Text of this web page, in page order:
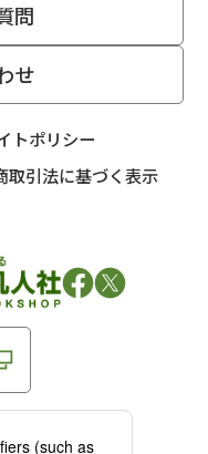
1-3-13 8F
問
せ
トポリシー
取引法に基づく表示